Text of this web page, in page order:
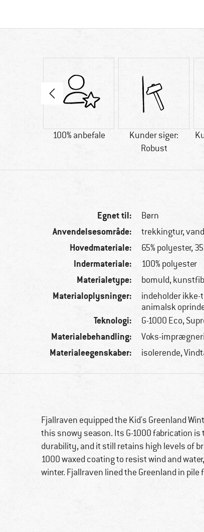
100% anbefale
Kunder siger:
Robust
Egnet til: Børn
Anvendelsesområde: trekkingtur,
Hovedmateriale: 65% polyester,
Indermateriale: 100% polyester
Materialetype: bomuld,
Materialoplysninger:
indeholder ikke-
animalsk
Teknologi: G-1000 Eco,
Materialebehandling: Voks-
Materialeegenskaber: isolerende,
Fjallraven equipped the Kid's Greenland
this snowy season. Its G-1000 fabrication
durability, and it still retains high levels of
1000 waxed coating to resist wind and
winter. Fjallraven lined the Greenland in